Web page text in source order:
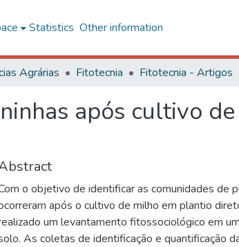
Statistics Other information
Agrárias Fitotecnia Fitotecnia - Artigos
após cultivo
o objetivo de identificar as comunidades de
após o cultivo de milho em plantio
um levantamento fitossociológico em
As coletas de identificação e quantificação